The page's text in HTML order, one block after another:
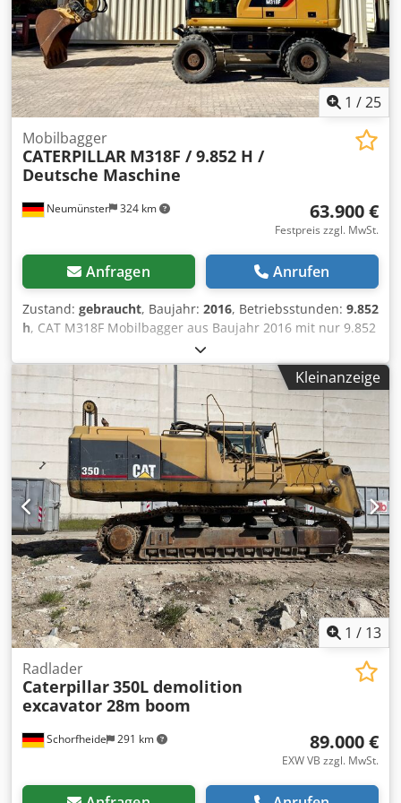
1 /25
Neumünster 324 km
Mobilbagger
CATERPILLAR M318F / 9.852 H /
Deutsche Maschine
63.900 €
Festpreis zzgl. MwSt.
Anfragen Anrufen
Zustand: gebraucht, Baujahr: 2016, Betriebsstunden: 9.852
h, CAT M318F Mobilbagger aus Baujahr 2016 mit nur 9.852
Stunden ! ----* Hersteller: CAT * Typ: M318F Cedeyzld
Depfx Agmorf * Baujahr: 2016 * Abgelesene Laufleistung:
ca. 9.852 * Letzter Inspektion bei ca. 9.523 Stunden
(06/2025) * Deutsche Maschine / 1. Hand * Inkl. Liebherr
Likufix SWA48 Schnellwechsler Hydraulisch * Inkl. 1 x
Tieflöffel * Gute Bereifung * Guter Allgemeinzustand *
Klimaanlage - A/C * ZSA * Leistung: 129.4 KW * CE
Dokument & Datenbestätigung vorhanden * Preis: 63.900
Euro, netto + 19 % MwSt. ---- Für weitere Fragen bitte
anrufen: For more question please call: Erik Kortum: Whats
App Alle Angaben ohne Gewähr und Garantie, Irrtümer
und Zwischenverkauf vorbehalten.
Kleinanzeige
1 / 13
Schorfheide 291 km
Radlader
Caterpillar350L demolition
excavator 28m boom
89.000 €
EXW VB zzgl. MwSt.